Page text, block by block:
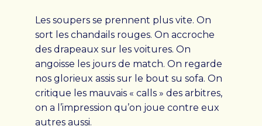
PALLIA-VIE
Mission, vision et valeurs
Colloque Pallia-Vie 2026
Équipe
Les soupers se prennent plus vite. On
sort les chandails rouges. On accroche
des drapeaux sur les voitures. On
angoisse les jours de match. On regarde
nos glorieux assis sur le bout su sofa. On
critique les mauvais « calls » des arbitres,
on a l’impression qu’on joue contre eux
autres aussi.